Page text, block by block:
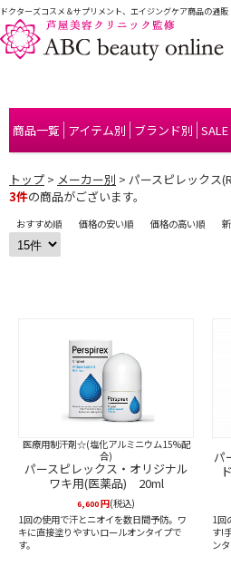
ドクターズコスメ＆サプリメント、エイジングケア商品の通販
商品一覧 アイテム別 ブランド別 SALE
トップ > メーカー別 > パースピレックス
3件の商品がございます。
おすすめ順 価格の安い順 価格の高い順
医療用制汗剤☆(塩化アルミニウム15%配
合)
パースピレックス・オリジナル
ワキ用(医薬品) 20ml
6,600円(税込)
1回の使用で汗とニオイを数日間予防。ワ
キに直接塗りやすいロールオンタイプで
す。
パ
1回
す!
ン